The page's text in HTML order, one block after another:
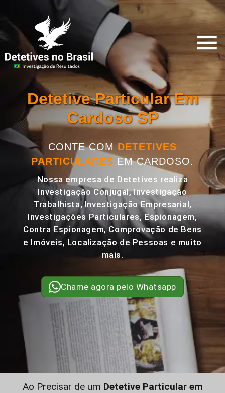
Detetive Particular Em
Cardoso SP
CONTE COM DETETIVES
PARTICULARES EM CARDOSO.
Nossa empresa de Detetives realiza
Investigação Conjugal, Investigação
Trabalhista, Investigação Empresarial,
Investigações Particulares, Espionagem,
Contra Espionagem, Comprovação de Bens
e Imóveis, Localização de Pessoas e muito
mais.
Chame agora pelo Whatsapp
Ao Precisar de um Detetive Particular em